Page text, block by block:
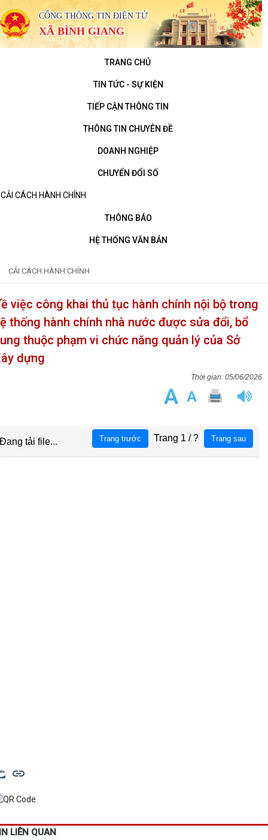
CỔNG THÔNG TIN ĐIỆN TỬ
XÃ BÌNH GIANG
TRANG CHỦ
TIN TỨC - SỰ KIỆN
TIẾP CẬN THÔNG TIN
THÔNG TIN CHUYÊN ĐỀ
DOANH NGHIỆP
CHUYỂN ĐỔI SỐ
CẢI CÁCH HÀNH CHÍNH
THÔNG BÁO
HỆ THỐNG VĂN BẢN
CẢI CÁCH HÀNH CHÍNH
việc công khai thủ tục hành chính nội bộ trong
thống hành chính nhà nước được sửa đổi, bổ
thuộc phạm vi chức năng quản lý của Sở
dựng
05/06/2026
LIÊN QUAN